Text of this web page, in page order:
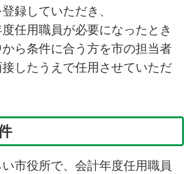
録していただき、
任用職員が必要になったとき
ら条件に合う方を市の担当者
したうえで任用させていただ
市役所で、会計年度任用職員